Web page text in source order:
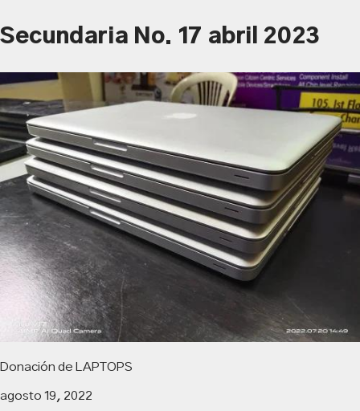
Secundaria No. 17 abril 2023
Donación de LAPTOPS
agosto 19, 2022